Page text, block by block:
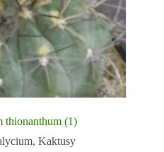
thionanthum (1)
,Kaktusy